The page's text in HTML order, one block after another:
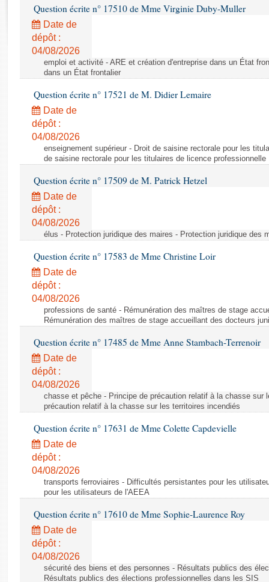
Rapports législatifs
Rapports sur l'application des lois
Baromètre de l’application des lois
Dossiers législatifs
Budget et sécurité sociale
Questions écrites et orales
Comptes rendus des débats
Question écrite n° 17510 de Mme Virginie Duby-Muller
Date de
dépôt :
04/08/2026
emploi et activité - ARE et création d'entreprise dans un État
dans un État frontalier
Question écrite n° 17521 de M. Didier Lemaire
Date de
dépôt :
04/08/2026
enseignement supérieur - Droit de saisine rectorale pour les
de saisine rectorale pour les titulaires de licence professionnelle
Question écrite n° 17509 de M. Patrick Hetzel
Date de
dépôt :
04/08/2026
élus - Protection juridique des maires - Protection juridique des
Question écrite n° 17583 de Mme Christine Loir
Date de
dépôt :
04/08/2026
professions de santé - Rémunération des maîtres de stage
Rémunération des maîtres de stage accueillant des docteurs
Question écrite n° 17485 de Mme Anne Stambach-Terrenoir
Date de
dépôt :
04/08/2026
chasse et pêche - Principe de précaution relatif à la chasse sur
précaution relatif à la chasse sur les territoires incendiés
Question écrite n° 17631 de Mme Colette Capdevielle
Date de
dépôt :
04/08/2026
transports ferroviaires - Difficultés persistantes pour les
pour les utilisateurs de l'AEEA
Question écrite n° 17610 de Mme Sophie-Laurence Roy
Date de
dépôt :
04/08/2026
sécurité des biens et des personnes - Résultats publics des
Résultats publics des élections professionnelles dans les SIS